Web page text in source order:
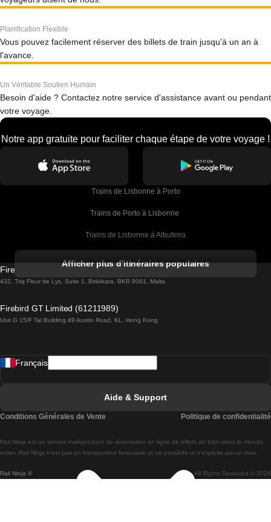
Planification Flexible
Vous pouvez facilement réserver des billets de train jusqu'à un an à
l'avance.
Un Véritable Soutien Humain
Besoin d'aide ? Contactez notre service d'assistance avant ou pendant
votre voyage.
Notre app gratuite pour faciliter chaque étape de votre voyage !
Trains de Lisbonne à Porto
Trains de Porto à Lisbonne
Trains de Lisbonne à Albufeira
Trains de Lisbonne à Lagos
Trains de Lisbonne à Madrid
Trains de Lisbonne à Braga
Trains de Braga à Lisbonne
Afficher plus d'itinéraires populaires
Firebird GT Limited (OC 1451)
432, Triq Fleur de Lys, Suite 1, Birkirkara, BKR 9061, Malta
Firebird GT Limited (61211989)
Unit G 15/F Tal Building 49 Austin Road, KL, Hong Kong
Rail Ninja ® All Rights Reserved © 2026
Rail.Ninja est un service indépendant de réservation en ligne de billets de train dans le monde
entier. Rail Ninja n'est pas un transporteur ferroviaire et ne possède ni n'exploite aucun train.
Français
Aide & Support
Conditions Générales de Vente Politique de confidentialité